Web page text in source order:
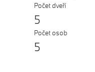
Počet dveří
5
Počet osob
5